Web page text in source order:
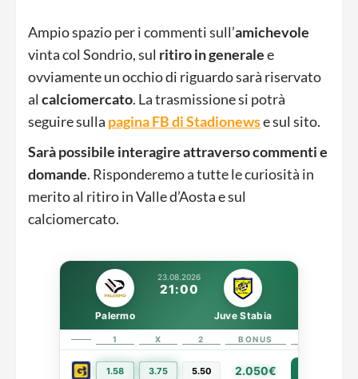
Ampio spazio per i commenti sull’amichevole
vinta col Sondrio, sul ritiro in generalee
ovviamente un occhio di riguardo sarà riservato
al calciomercato. La trasmissione si potrà
seguire sulla pagina FB di Stadionewse sul sito.
Sarà possibile interagire attraverso commenti e
domande. Risponderemo a tutte le curiosità in
merito al ritiro in Valle d’Aosta e sul
calciomercato.
23.08.2026
21:00
Palermo Juve Stabia
1 X 2 BONUS
1.58 3.75 5.50 2.050€